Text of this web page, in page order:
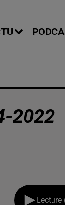
2022
Lecture